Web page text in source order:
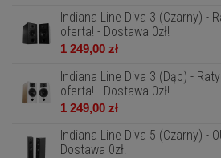
Indiana Line Diva 3 (Czarny) -
oferta! - Dostawa 0zł!
1 249,00 zł
Indiana Line Diva 3 (Dąb) -
oferta! - Dostawa 0zł!
1 249,00 zł
Indiana Line Diva 5 (Czarny) -
Dostawa 0zł!